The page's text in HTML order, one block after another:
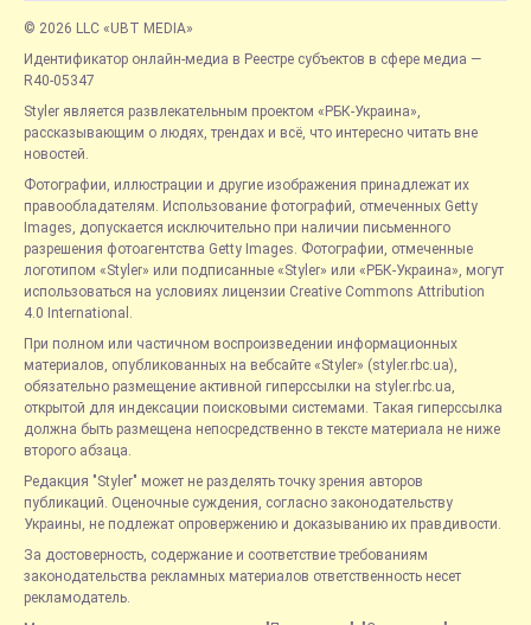
© 2026 LLC «UBT MEDIA»
Идентификатор онлайн-медиа в Реестре субъектов в сфере медиа —
R40-05347
Styler является развлекательным проектом «РБК-Украина»,
рассказывающим о людях, трендах и всё, что интересно читать вне
новостей.
Фотографии, иллюстрации и другие изображения принадлежат их
правообладателям. Использование фотографий, отмеченных Getty
Images, допускается исключительно при наличии письменного
разрешения фотоагентства Getty Images. Фотографии, отмеченные
логотипом «Styler» или подписанные «Styler» или «РБК-Украина», могут
использоваться на условиях лицензии Creative Commons Attribution
4.0 International.
При полном или частичном воспроизведении информационных
материалов, опубликованных на вебсайте «Styler» (styler.rbc.ua),
обязательно размещение активной гиперссылки на styler.rbc.ua,
открытой для индексации поисковыми системами. Такая гиперссылка
должна быть размещена непосредственно в тексте материала не ниже
второго абзаца.
Редакция "Styler" может не разделять точку зрения авторов
публикаций. Оценочные суждения, согласно законодательству
Украины, не подлежат опровержению и доказыванию их правдивости.
За достоверность, содержание и соответствие требованиям
законодательства рекламных материалов ответственность несет
рекламодатель.